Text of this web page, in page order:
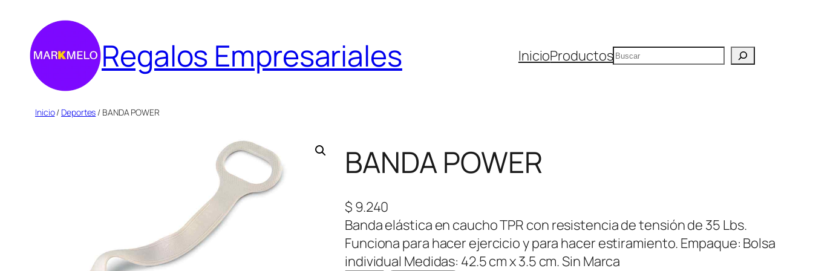
contenido
Regalos Empresariales InicioProductosBuscar
Inicio/ Deportes / BANDA POWER
BANDA POWER
$ 9.240
Banda elástica en caucho TPR con resistencia de tensión de 35 Lbs.
Funciona para hacer ejercicio y para hacer estiramiento. Empaque: Bolsa
individual Medidas: 42.5 cm x 3.5 cm. Sin Marca